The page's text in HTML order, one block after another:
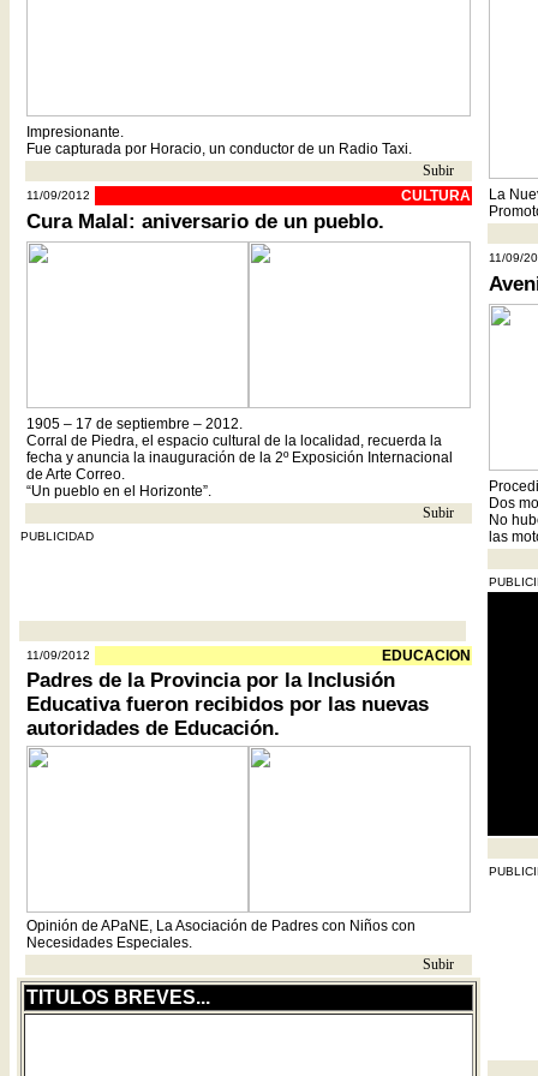
Impresionante.
Fue capturada por Horacio, un conductor de un Radio Taxi.
Subir
11/09/2012 CULTURA
Cura Malal: aniversario de un pueblo.
1905 – 17 de septiembre – 2012.
Corral de Piedra, el espacio cultural de la localidad, recuerda la
fecha y anuncia la inauguración de la 2º Exposición Internacional
de Arte Correo.
“Un pueblo en el Horizonte”.
Subir
PUBLICIDAD
11/09/2012 EDUCACION
Padres de la Provincia por la Inclusión
Educativa fueron recibidos por las nuevas
autoridades de Educación.
Opinión de APaNE, La Asociación de Padres con Niños con
Necesidades Especiales.
Subir
TITULOS BREVES...
La
11/09/
Dos
No
las